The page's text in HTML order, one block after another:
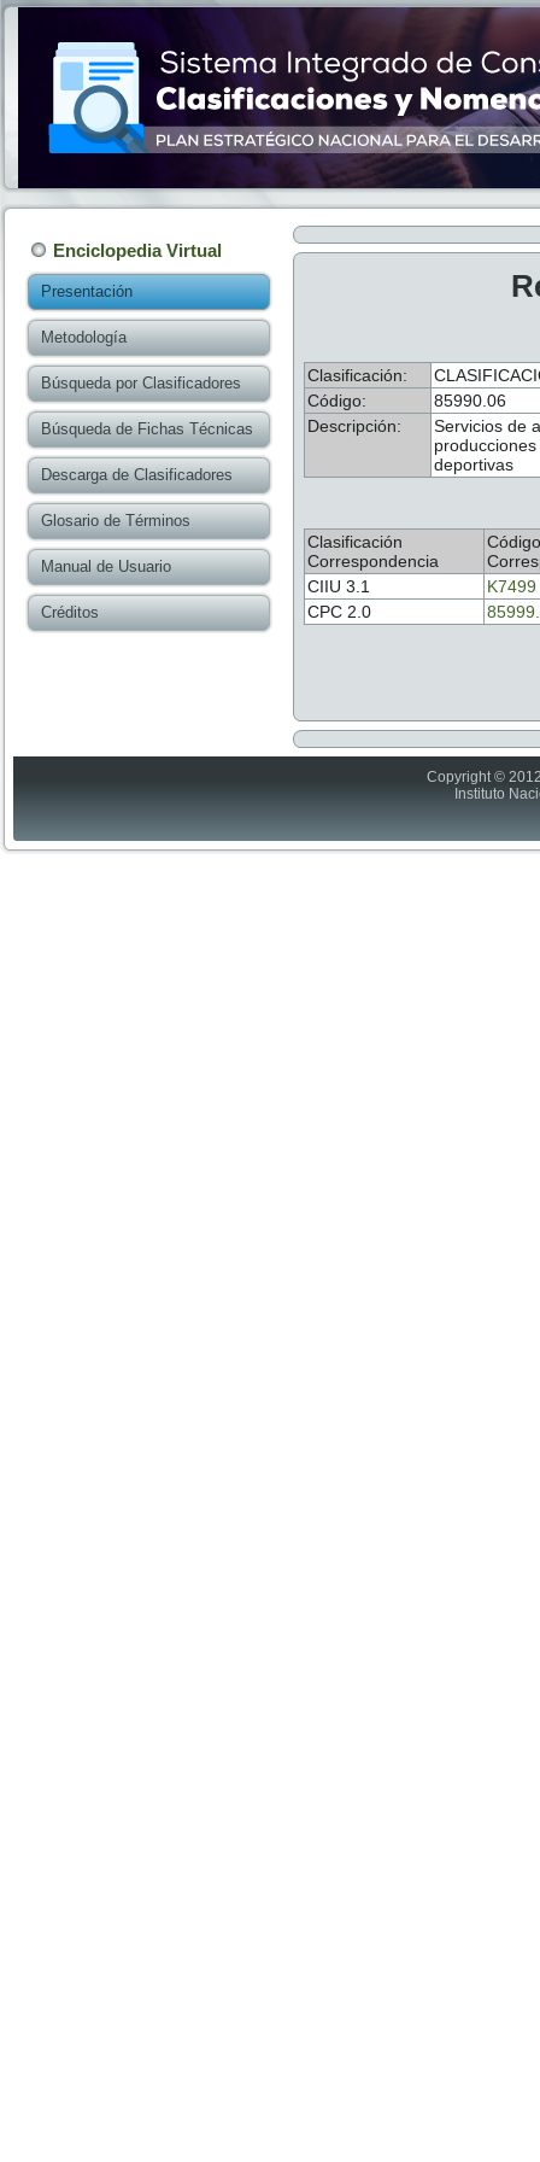
Enciclopedia Virtual
Presentación
Metodología
Búsqueda por Clasificadores
Búsqueda de Fichas Técnicas
Descarga de Clasificadores
Glosario de Términos
Manual de Usuario
Créditos
Clasificación:
Código:
85990.06
Descripción:
Servicios de
deportivas
Clasificación
Correspondencia
Código
CIIU 3.1
K7499
CPC 2.0
Copyright ©
Instituto